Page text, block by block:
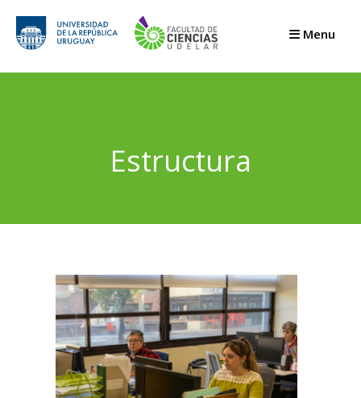
Menu
Estructura